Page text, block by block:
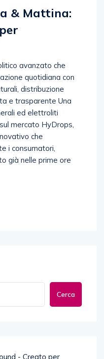
& Mattina:
avanzato che
quotidiana con
distribuzione
e trasparente Una
ed elettroliti
mercato HyDrops,
che
i consumatori,
già nelle prime ore
Cerca